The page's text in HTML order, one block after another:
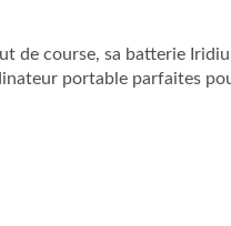
de course, sa batterie
portable parfaites